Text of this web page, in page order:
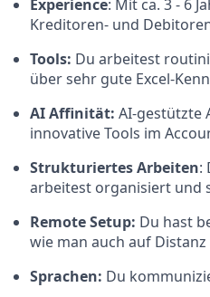
Experience: Mit ca. 3 - 6
Kreditoren- und
Tools: Du arbeitest
über sehr gute Excel-
AI Affinität: AI-gestützte
innovative Tools im
Strukturiertes Arbeiten:
arbeitest organisiert und
Remote Setup: Du hast
wie man auch auf
Sprachen: Du